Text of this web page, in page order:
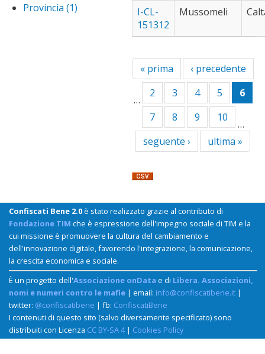
Provincia (1)
I-CL-
151312
Mussomeli
« prima ‹ precedente
…
2 3 4 5
6
7
8 9 10
…
seguente ›
ultima »
Confiscati Bene 2.0è stato realizzato grazie al contributo di
Fondazione TIM che è espressione dell'impegno sociale di TIM e la
cui missione è promuovere la cultura del cambiamento e
dell'innovazione digitale, favorendo l'integrazione, la comunicazione,
la crescita economica e sociale.
È un progetto dell'Associazione onData e di Libera. Associazioni,
nomi e numeri contro le mafie | email: info@confiscatibene.it |
twitter: @confiscatibene | fb: ConfiscatiBene
I contenuti di questo sito (salvo diversamente specificato) sono
distribuiti con Licenza CC BY-SA 4| Cookies Policy